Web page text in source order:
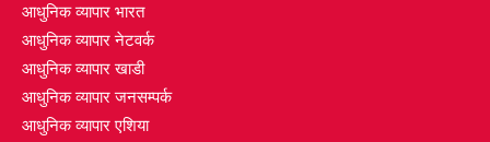
आधुनिक व्यापार भारत
आधुनिक व्यापार नेटवर्क
आधुनिक व्यापार खाडी
आधुनिक व्यापार जनसम्पर्क
आधुनिक व्यापार एशिया